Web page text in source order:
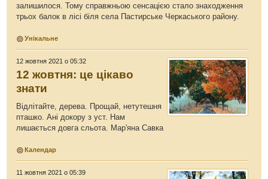
залишилося. Тому справжньою сенсацією стало знаходження
трьох балок в лісі біля села Пастирське Черкаського району.
Унікальне
12 жовтня 2021 о 05:32
12 жовтня: це цікаво
знати
Відлітайте, дерева. Прощай, нетутешня
пташко. Ані докору з уст. Нам
лишається довга сльота. Мар'яна Савка
Календар
11 жовтня 2021 о 05:39